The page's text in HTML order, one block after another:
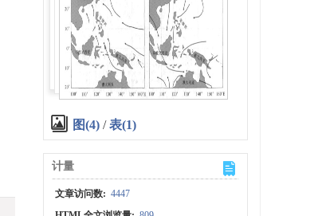
图(4) /表(1)
计量
文章访问数: 4447